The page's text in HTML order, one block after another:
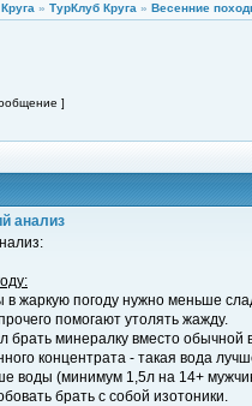
» ТурКлуб Круга » Весенние
]
анализ
в жаркую погоду нужно меньше
помогают утолять жажду.
брать минералку вместо обычной
концентрата - такая вода
воды (минимум 1,5л на 14+
брать с собой изотоники.